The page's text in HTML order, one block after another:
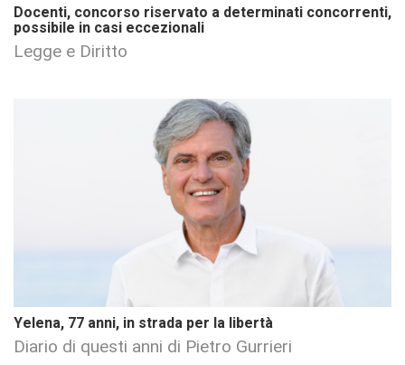
Docenti, concorso riservato a determinati concorrenti,
possibile in casi eccezionali
Legge e Diritto
Yelena, 77 anni, in strada per la libertà
Diario di questi anni di Pietro Gurrieri